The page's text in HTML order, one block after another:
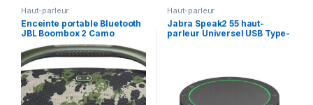
Haut-parleur
Enceinte portable Bluetooth
JBL Boombox 2 Camo
(JBLBOOMBOX2SQUADUK)
Haut-parleur
Jabra Speak2 55 haut-
parleur Universel USB Type-